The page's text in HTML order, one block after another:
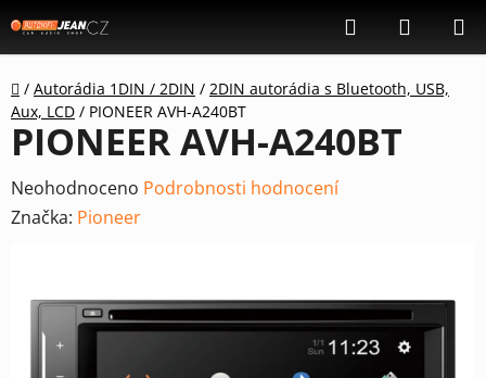
na
obsah
Hledat
KOŠÍK
Domů
/ Autorádia 1DIN / 2DIN / 2DIN autorádia s Bluetooth, USB,
Aux, LCD / PIONEER AVH-A240BT
PIONEER AVH-A240BT
Průměrné
hodnocení
0,0
Neohodnoceno Podrobnosti hodnocení
Značka: Pioneer